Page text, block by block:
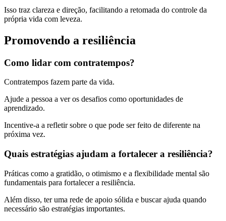
Isso traz clareza e direção, facilitando a retomada do controle da
própria vida com leveza.
Promovendo a resiliência
Como lidar com contratempos?
Contratempos fazem parte da vida.
Ajude a pessoa a ver os desafios como oportunidades de
aprendizado.
Incentive-a a refletir sobre o que pode ser feito de diferente na
próxima vez.
Quais estratégias ajudam a fortalecer a resiliência?
Práticas como a gratidão, o otimismo e a flexibilidade mental são
fundamentais para fortalecer a resiliência.
Além disso, ter uma rede de apoio sólida e buscar ajuda quando
necessário são estratégias importantes.